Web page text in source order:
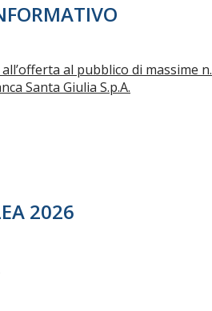
al pubblico di massime n.
Santa Giulia S.p.A.
2026